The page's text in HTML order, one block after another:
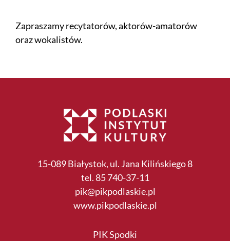
Zapraszamy recytatorów, aktorów-amatorów
oraz wokalistów.
15-089 Białystok, ul. Jana Kilińskiego 8
tel. 85 740-37-11
pik@pikpodlaskie.pl
www.pikpodlaskie.pl
PIK Spodki